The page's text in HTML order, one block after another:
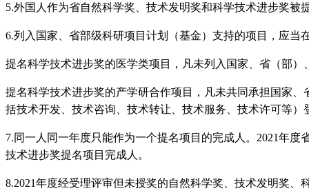
5.外国人作为省自然科学奖、技术发明奖和科学技术进步奖被
6.列入国家、省部级科研项目计划（基金）支持的项目，应当
提名科学技术进步奖的医学类项目，凡未列入国家、省（部
提名科学技术进步奖的产学研合作项目，凡未共同承担国家
括技术开发、技术咨询、技术转让、技术服务、技术许可等）
7.同一人同一年度只能作为一个提名项目的完成人。 2021年度
技术进步奖提名项目完成人。
8.2021年度经受理评审但未授奖的自然科学奖、技术发明奖、